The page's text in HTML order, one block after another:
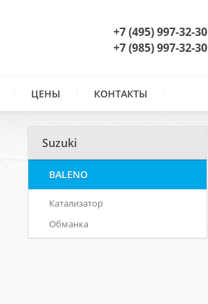
+7 (495) 997-32-30
+7 (985) 997-32-30
ЦЕНЫ КОНТАКТЫ
Suzuki
BALENO
Катализатор
Обманка